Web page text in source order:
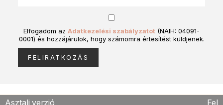
Elfogadom az Adatkezelési szabályzatot (NAIH: 04091-
0001) és hozzájárulok, hogy számomra értesítést küldjenek.
Asztali verzió Fel